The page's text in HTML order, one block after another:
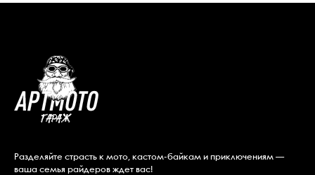
Разделяйте страсть к мото, кастом-байкам и приключениям —
ваша семья райдеров ждет вас!